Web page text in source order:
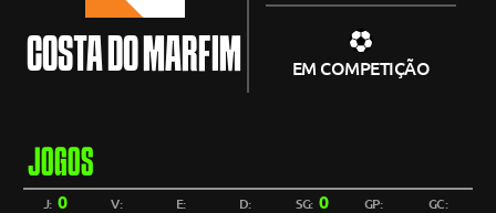
COSTA DO MARFIM EM COMPETIÇÃO
JOGOS
J: 0 V: E: D: SG: 0 GP: GC: